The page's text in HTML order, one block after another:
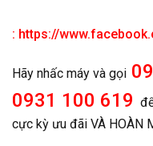
: https://
Hãy nhấc máy và gọi
0931 100 619
cực kỳ ưu đãi VÀ HOÀN